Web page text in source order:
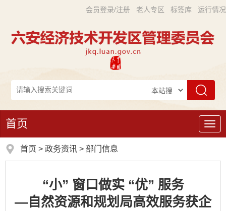
会员登录/注册 老人专区 标签库 运行情况
导
航
首页
首页 > 政务资讯 > 部门信息
“小” 窗口做实 “优” 服务
—自然资源和规划局高效服务获企